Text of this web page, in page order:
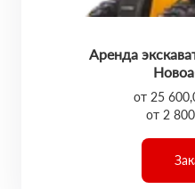
Аренда
от 25
от 2